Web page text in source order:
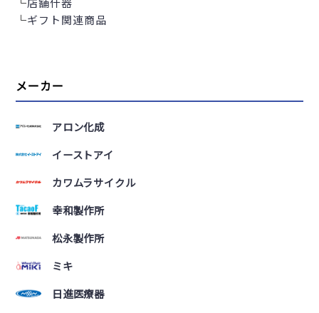
└ギフト関連商品
メーカー
アロン化成
イーストアイ
カワムラサイクル
幸和製作所
松永製作所
ミキ
日進医療器